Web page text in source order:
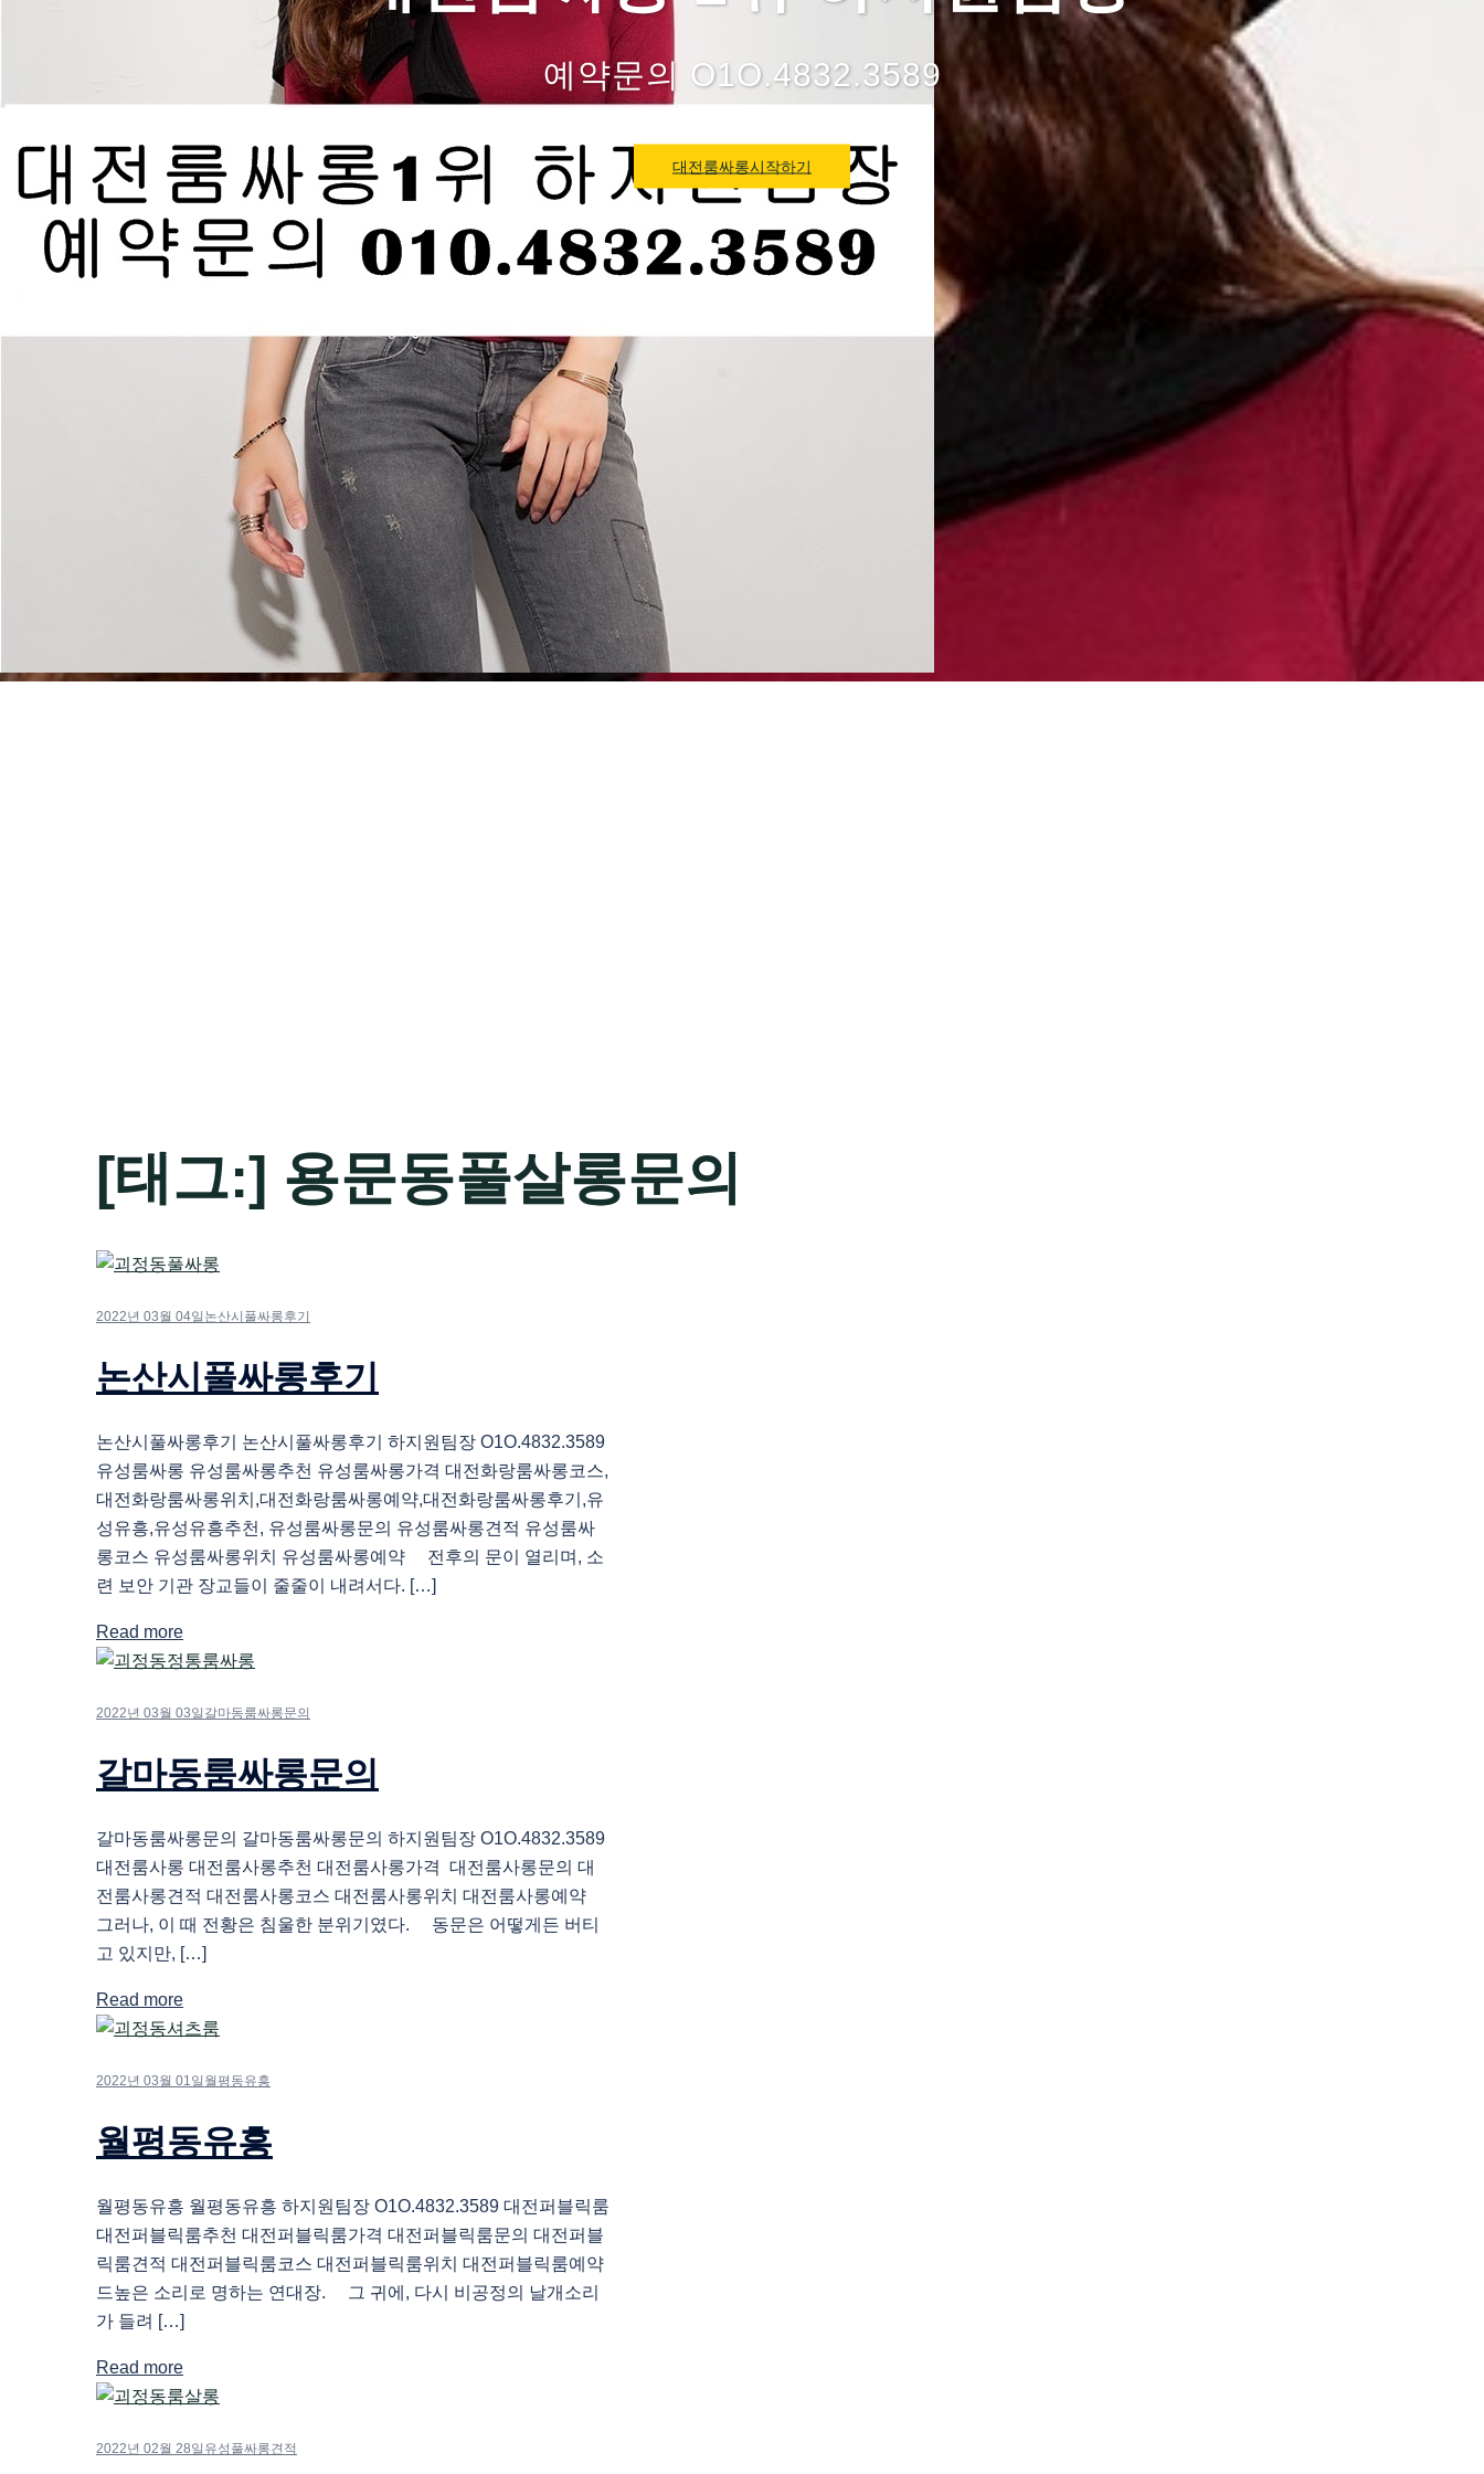
예약문의 O1O.4832.3589
대전룸싸롱시작하기
[태그:] 용문동풀살롱문의
2022년 03월 04일 논산시풀싸롱후기
논산시풀싸롱후기
논산시풀싸롱후기 논산시풀싸롱후기 하지원팀장 O1O.4832.3589
유성룸싸롱 유성룸싸롱추천 유성룸싸롱가격 대전화랑룸싸롱코스,
대전화랑룸싸롱위치,대전화랑룸싸롱예약,대전화랑룸싸롱후기,유
성유흥,유성유흥추천, 유성룸싸롱문의 유성룸싸롱견적 유성룸싸
롱코스 유성룸싸롱위치 유성룸싸롱예약 전후의 문이 열리며, 소
련 보안 기관 장교들이 줄줄이 내려서다. […]
Read more
2022년 03월 03일 갈마동룸싸롱문의
갈마동룸싸롱문의
갈마동룸싸롱문의 갈마동룸싸롱문의 하지원팀장 O1O.4832.3589
대전룸사롱 대전룸사롱추천 대전룸사롱가격 대전룸사롱문의 대
전룸사롱견적 대전룸사롱코스 대전룸사롱위치 대전룸사롱예약
그러나, 이 때 전황은 침울한 분위기였다. 동문은 어떻게든 버티
고 있지만, […]
Read more
2022년 03월 01일 월평동유흥
월평동유흥
월평동유흥 월평동유흥 하지원팀장 O1O.4832.3589 대전퍼블릭룸
대전퍼블릭룸추천 대전퍼블릭룸가격 대전퍼블릭룸문의 대전퍼블
릭룸견적 대전퍼블릭룸코스 대전퍼블릭룸위치 대전퍼블릭룸예약
드높은 소리로 명하는 연대장. 그 귀에, 다시 비공정의 날개소리
가 들려 […]
Read more
2022년 02월 28일 유성풀싸롱견적